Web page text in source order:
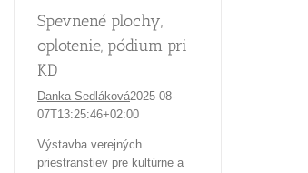
Spevnené plochy,
oplotenie, pódium pri
KD
Danka Sedláková2025-08-
07T13:25:46+02:00
Výstavba verejných
priestranstiev pre kultúrne a